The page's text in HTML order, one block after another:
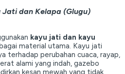
Jati dan Kelapa (Glugu)
kayu jati dan kayu
material utama. Kayu jati
terhadap perubahan cuaca, rayap,
alami yang indah, gazebo
kesan mewah yang tidak